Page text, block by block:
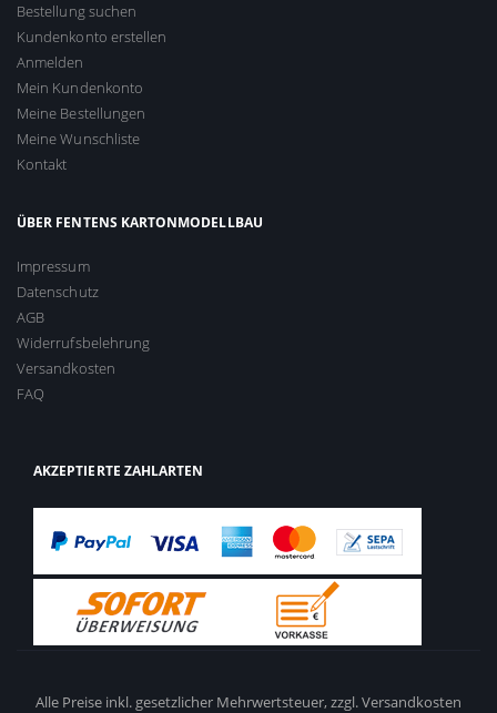
Bestellung suchen
Kundenkonto erstellen
Anmelden
Mein Kundenkonto
Meine Bestellungen
Meine Wunschliste
Kontakt
ÜBER FENTENS KARTONMODELLBAU
Impressum
Datenschutz
AGB
Widerrufsbelehrung
Versandkosten
FAQ
AKZEPTIERTE ZAHLARTEN
Alle Preise inkl. gesetzlicher Mehrwertsteuer,zzgl. Versandkosten